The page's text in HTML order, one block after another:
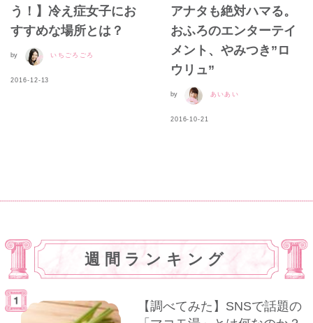
う！】冷え症女子にお
すすめな場所とは？
by いちごろごろ
2016-12-13
アナタも絶対ハマる。
おふろのエンターテイ
メント、やみつき”ロ
ウリュ”
by あいあい
2016-10-21
週間ランキング
【調べてみた】SNSで話題の